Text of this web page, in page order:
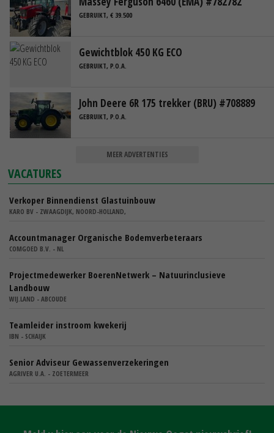
GEBRUIKT, € 39.500
Gewichtblok 450 KG ECO
GEBRUIKT, P.O.A.
John Deere 6R 175 trekker (BRU) #708889
GEBRUIKT, P.O.A.
MEER ADVERTENTIES
VACATURES
Verkoper Binnendienst Glastuinbouw
KARO BV - ZWAAGDIJK, NOORD-HOLLAND,
Accountmanager Organische Bodemverbeteraars
COMGOED B.V. - NL
Projectmedewerker BoerenNetwerk – Natuurinclusieve
Landbouw
WIJ.LAND - ABCOUDE
Teamleider instroom kwekerij
IBN - SCHAIJK
Senior Adviseur Gewassenverzekeringen
AGRIVER U.A. - ZOETERMEER